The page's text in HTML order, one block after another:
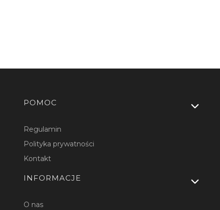
Linki w stopce
POMOC
Regulamin
Polityka prywatności
Kontakt
INFORMACJE
O nas